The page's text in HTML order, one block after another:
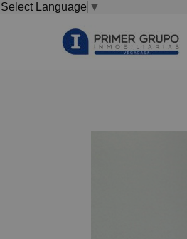
Select Language ▼